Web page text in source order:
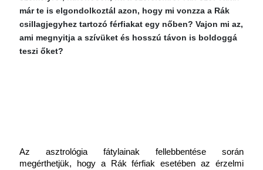
már te is elgondolkoztál azon, hogy mi vonzza a Rák
csillagjegyhez tartozó férfiakat egy nőben? Vajon mi az,
ami megnyitja a szívüket és hosszú távon is boldoggá
teszi őket?
Az asztrológia fátylainak fellebbentése során
megérthetjük, hogy a Rák férfiak esetében az érzelmi